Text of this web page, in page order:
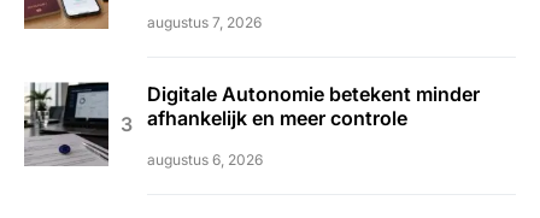
augustus 7, 2026
Digitale Autonomie betekent minder
afhankelijk en meer controle
augustus 6, 2026